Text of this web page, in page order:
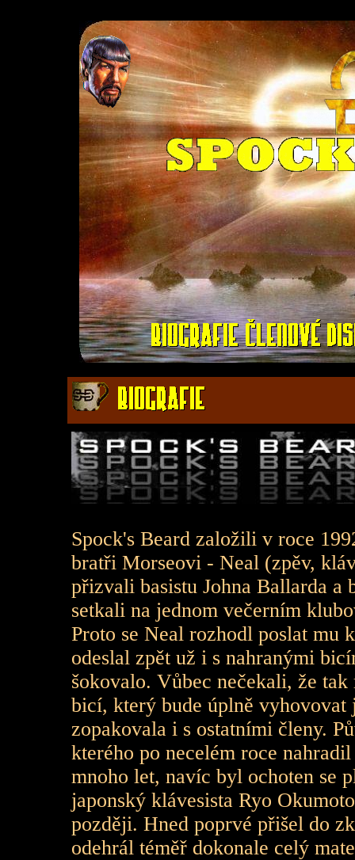
Spock's Beard založili v roce
bratři Morseovi - Neal (zpěv,
přizvali basistu Johna Ballarda
setkali na jednom večerním
Proto se Neal rozhodl poslat mu
odeslal zpět už i s nahranými
šokovalo. Vůbec nečekali, že
bicí, který bude úplně vyhovovat
zopakovala i s ostatními členy.
kterého po necelém roce
mnoho let, navíc byl ochoten se
japonský klávesista Ryo
později. Hned poprvé přišel do
odehrál téměř dokonale celý